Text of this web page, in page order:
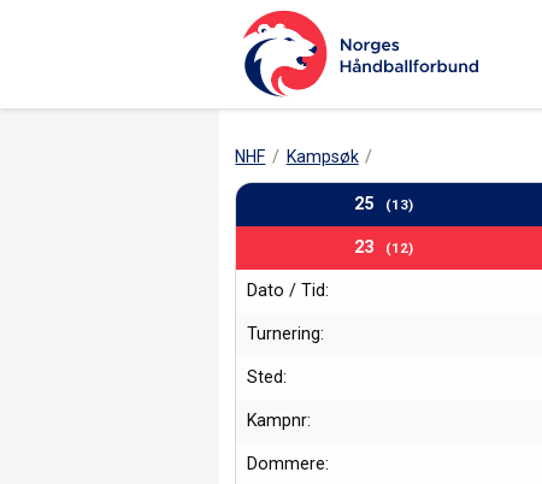
NHF Kampsøk
25 (13)
23 (12)
Dato / Tid:
Turnering:
Sted:
Kampnr:
Dommere: